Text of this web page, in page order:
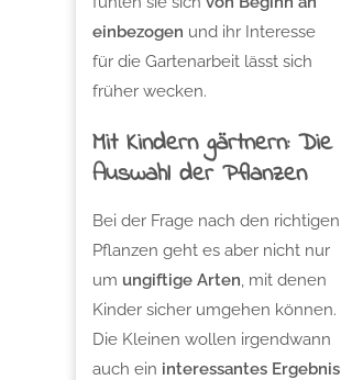
einbezogen und ihr Interesse
für die Gartenarbeit lässt sich
früher wecken.
Mit Kindern gärtnern: Die
Auswahl der Pflanzen
Bei der Frage nach den richtigen
Pflanzen geht es aber nicht nur
um ungiftige Arten, mit denen
Kinder sicher umgehen können.
Die Kleinen wollen irgendwann
auch ein interessantes Ergebnis